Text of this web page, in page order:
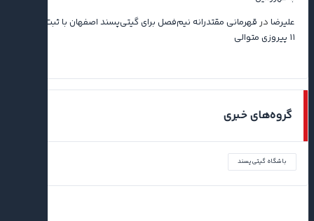
علیرضا در قهرمانی مقتدرانه نیم‌فصل برای گیتی‌پسند اصفهان با ثبت رکورد
۱۱ پیروزی متوالی
گروه‌های خبری
باشگاه گیتی‌پسند